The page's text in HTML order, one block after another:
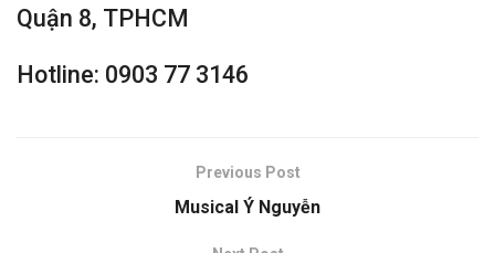
Quận 8, TPHCM
Hotline: 0903 77 3146
Previous Post
Musical Ý Nguyễn